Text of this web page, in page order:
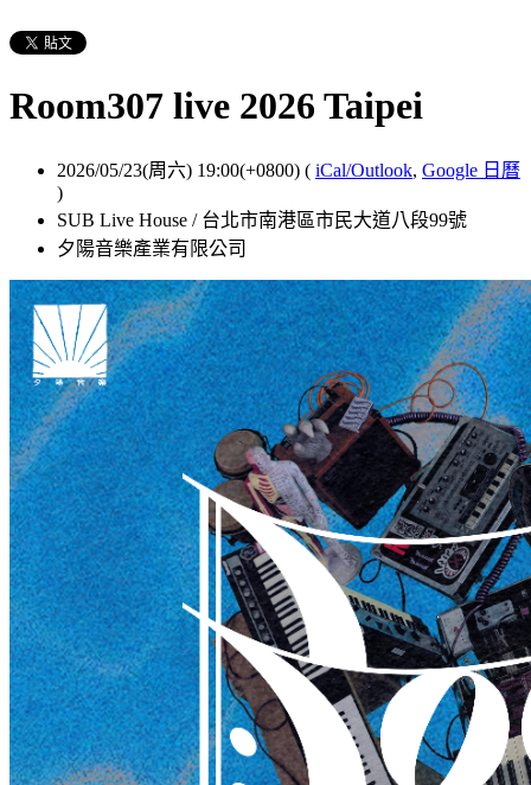
Room307 live 2026 Taipei
2026/05/23(周六) 19:00(+0800) ( iCal/Outlook, Google 日曆
)
SUB Live House / 台北市南港區市民大道八段99號
夕陽音樂產業有限公司